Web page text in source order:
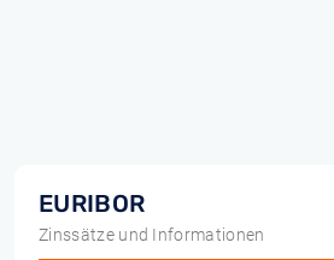
EURIBOR
Zinssätze und Informationen